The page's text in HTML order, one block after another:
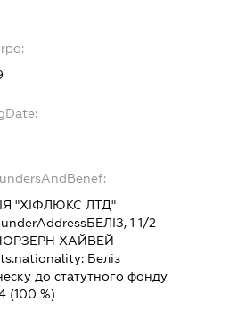
"ХІФЛЮКС ЛТД"
БЕЛІЗ, 1 1/2
ХАЙВЕЙ
Беліз
до статутного фонду
(100 %)